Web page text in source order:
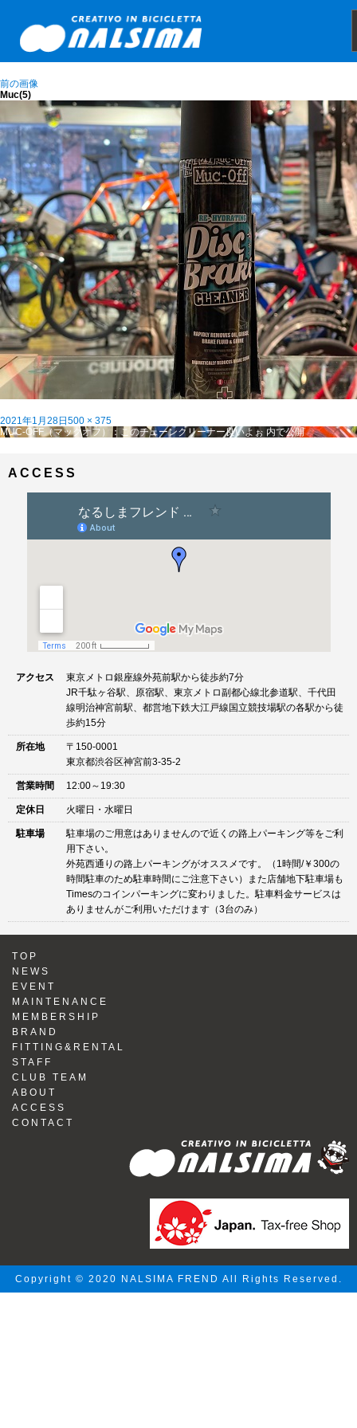
前の画像
Muc(5)
投
稿
2021年1月28日 フ
ル
500 × 375
投
ゲ
MUC-OFF（マックオフ）：このチェーンクリーナー良いよぉ 内で公開
ACCESS
アクセス
東京メトロ銀座線外苑前駅から徒歩約7分
JR千駄ヶ谷駅、原宿駅、東京メトロ副都心線北参道駅、千代田
線明治神宮前駅、都営地下鉄大江戸線国立競技場駅の各駅から徒
歩約15分
所在地
〒150-0001
東京都渋谷区神宮前3-35-2
営業時間 12:00～19:30
定休日 火曜日・水曜日
駐車場
駐車場のご用意はありませんので近くの路上パーキング等をご利
用下さい。
外苑西通りの路上パーキングがオススメです。（1時間/￥300の
時間駐車のため駐車時間にご注意下さい）また店舗地下駐車場も
Timesのコインパーキングに変わりました。駐車料金サービスは
ありませんがご利用いただけます（3台のみ）
TOP
NEWS
EVENT
MAINTENANCE
MEMBERSHIP
BRAND
FITTING&RENTAL
STAFF
CLUB TEAM
ABOUT
ACCESS
CONTACT
Copyright © 2020 NALSIMA FREND All Rights Reserved.